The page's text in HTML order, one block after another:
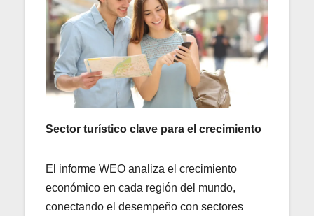
Sector turístico clave para el crecimiento
El informe WEO analiza el crecimiento
económico en cada región del mundo,
conectando el desempeño con sectores